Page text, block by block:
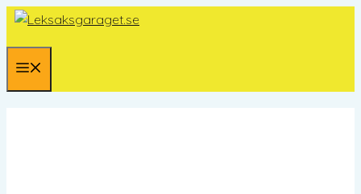
Hoppa
till
innehåll